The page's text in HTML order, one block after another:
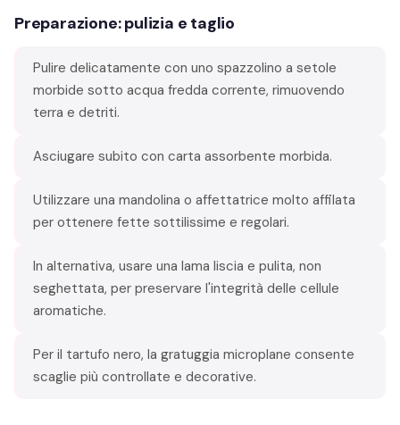
Preparazione: pulizia e taglio
Pulire delicatamente con uno spazzolino a setole
morbide sotto acqua fredda corrente, rimuovendo
terra e detriti.
Asciugare subito con carta assorbente morbida.
Utilizzare una mandolina o affettatrice molto affilata
per ottenere fette sottilissime e regolari.
In alternativa, usare una lama liscia e pulita, non
seghettata, per preservare l'integrità delle cellule
aromatiche.
Per il tartufo nero, la gratuggia microplane consente
scaglie più controllate e decorative.